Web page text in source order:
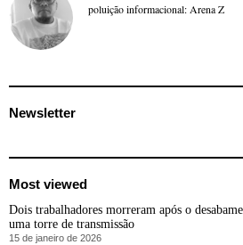
poluição informacional: Arena Z
Newsletter
Most viewed
Dois trabalhadores morreram após o
uma torre de transmissão
15 de janeiro de 2026